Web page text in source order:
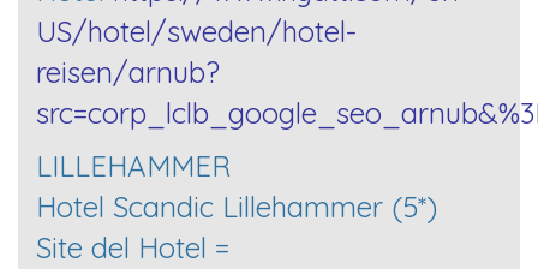
US/hotel/sweden/hotel-
reisen/arnub?
LILLEHAMMER
Hotel Scandic Lillehammer (5*)
Site del Hotel =